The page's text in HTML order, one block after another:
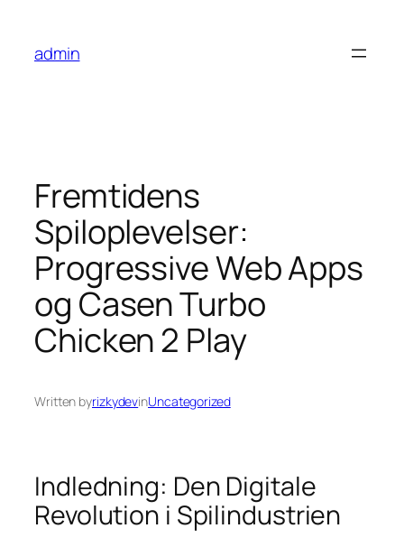
content
admin
Fremtidens
Spiloplevelser:
Progressive Web Apps
og Casen Turbo
Chicken 2 Play
Written byrizkydevinUncategorized
Indledning: Den Digitale
Revolution i Spilindustrien